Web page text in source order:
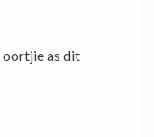
oortjie as dit